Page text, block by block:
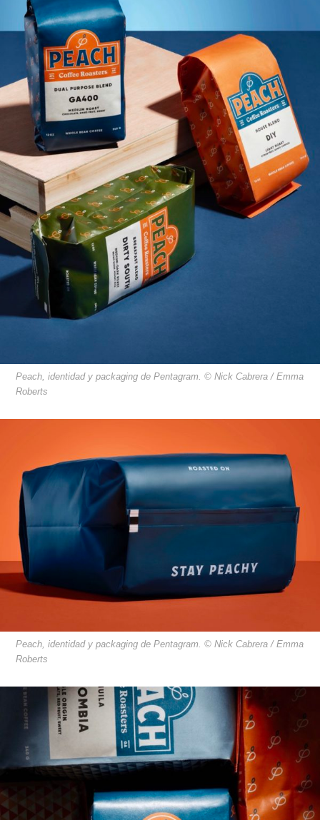
Peach, identidad y packaging de Pentagram. © Nick Cabrera / Emma
Roberts
Peach, identidad y packaging de Pentagram. © Nick Cabrera / Emma
Roberts